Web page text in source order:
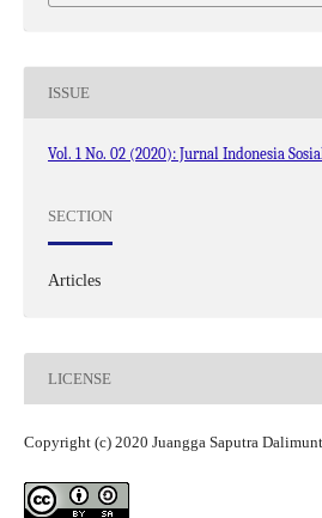
ISSUE
Vol. 1 No. 02 (2020): Jurnal Indonesia
SECTION
Articles
LICENSE
Copyright (c) 2020 Juangga Saputra